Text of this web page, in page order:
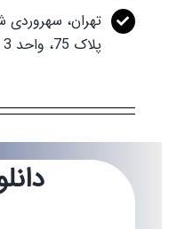
تهران، سهروردی
پلاک 75، واحد 3